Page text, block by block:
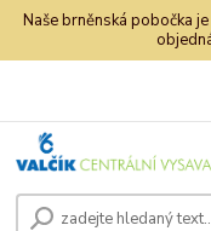
Naše brněnská pobočka